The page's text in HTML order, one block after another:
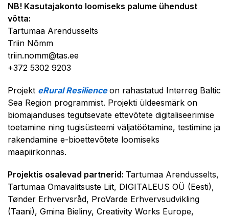
NB! Kasutajakonto loomiseks palume ühendust
võtta:
Tartumaa Arendusselts
Triin Nõmm
triin.nomm@tas.ee
+372 5302 9203
Projekt eRural Resilience on rahastatud Interreg Baltic
Sea Region programmist. Projekti üldeesmärk on
biomajanduses tegutsevate ettevõtete digitaliseerimise
toetamine ning tugisüsteemi väljatöötamine, testimine ja
rakendamine e-bioettevõtete loomiseks
maapiirkonnas.
Projektis osalevad partnerid: Tartumaa Arendusselts,
Tartumaa Omavalitsuste Liit, DIGITALEUS OÜ (Eesti),
Tønder Erhvervsråd, ProVarde Erhvervsudvikling
(Taani), Gmina Bieliny, Creativity Works Europe,